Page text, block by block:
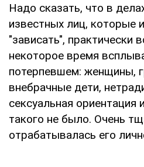
Надо сказать, что в
известных лиц, которые
"зависать", практически
некоторое время
потерпевшем: женщины,
внебрачные дети,
сексуальная ориентация
такого не было. Очень
отрабатывалась его